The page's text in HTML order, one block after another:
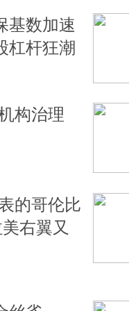
基数加速
杠杆狂潮
构治理
的哥伦比
右翼又